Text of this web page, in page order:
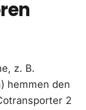
z. B.
hemmen den
2